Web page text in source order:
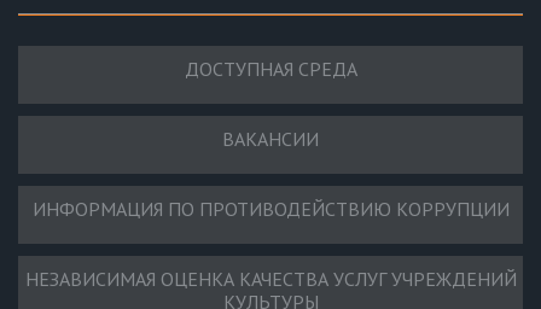
ДОСТУПНАЯ СРЕДА
ВАКАНСИИ
ИНФОРМАЦИЯ ПО ПРОТИВОДЕЙСТВИЮ КОРРУПЦИИ
НЕЗАВИСИМАЯ ОЦЕНКА КАЧЕСТВА УСЛУГ УЧРЕЖДЕНИЙ
КУЛЬТУРЫ